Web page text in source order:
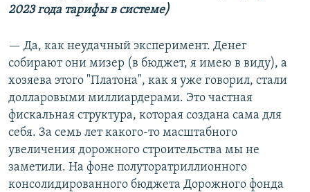
2023 года тарифы в системе)
— Да, как неудачный эксперимент. Денег
собирают они мизер (в бюджет, я имею в виду), а
хозяева этого "Платона", как я уже говорил, стали
долларовыми миллиардерами. Это частная
фискальная структура, которая создана сама для
себя. За семь лет какого-то масштабного
увеличения дорожного строительства мы не
заметили. На фоне полуторатриллионного
консолидированного бюджета Дорожного фонда